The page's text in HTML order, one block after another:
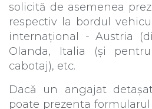
solicită de asemenea
respectiv la bordul
internațional - Austria
Olanda, Italia (și
cabotaj), etc.
Dacă un angajat
poate prezenta